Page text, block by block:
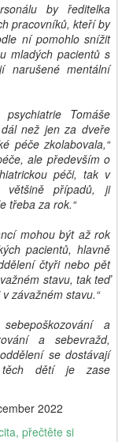
by ředitelka
pracovníků, kteří by
ní pomohlo snížit
mladých pacientů s
narušené mentální
Tomáše
než jen za dveře
péče zkolabovala,“
ale především o
péči, tak v
většině případů, ji
třeba za rok.“
mohou být až rok
pacientů, hlavně
čtyři nebo pět
stavu, tak teď
závažném stavu.“
a
a sebevražd,
se dostávají
dětí je zase
2022
přečtěte si